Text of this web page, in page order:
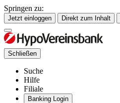
Springen zu:
Jetzt einloggen Direkt zum Inhalt
Schließen
Suche
Hilfe
Filiale
Banking Login